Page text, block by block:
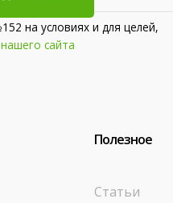
на условиях и для целей,
сайта
Полезное
Статьи